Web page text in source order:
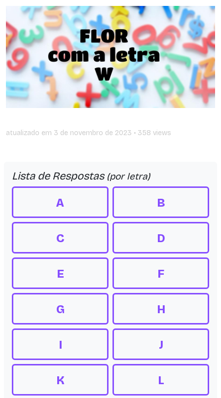
atualizado em 3 de novembro de 2023 • 358 views
Lista de Respostas (por letra)
A B
C D
E F
G H
I J
K L